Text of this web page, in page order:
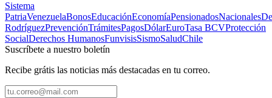
Sistema
PatriaVenezuelaBonosEducaciónEconomíaPensionadosNacionales
RodríguezPrevenciónTrámitesPagosDólarEuroTasa BCVProtección
SocialDerechos HumanosFunvisisSismoSaludChile
Suscríbete a nuestro boletín
Recibe grátis las noticias más destacadas en tu correo.